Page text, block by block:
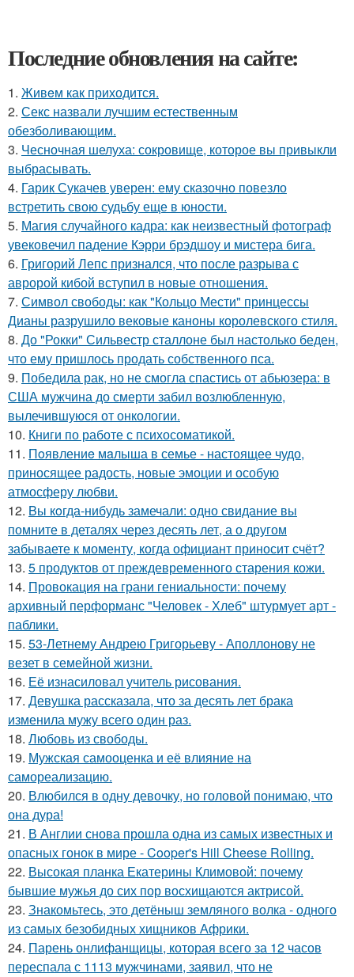
Последние обновления на сайте:
1. Живeм как приходится.
2. Секс назвали лучшим естественным
обезболивающим.
3. Чесночная шелуха: сокровище, которое вы привыкли
выбрасывать.
4. Гарик Сукачев уверен: ему сказочно повезло
встретить свою судьбу еще в юности.
5. Магия случайного кадра: как неизвестный фотограф
увековечил падение Кэрри брэдшоу и мистера бига.
6. Григорий Лепс признался, что после разрыва с
авророй кибой вступил в новые отношения.
7. Символ свободы: как "Кольцо Мести" принцессы
Дианы разрушило вековые каноны королевского стиля.
8. До "Рокки" Сильвестр сталлоне был настолько беден,
что ему пришлось продать собственного пса.
9. Победила рак, но не смогла спастись от абьюзера: в
США мужчина до смерти забил возлюбленную,
вылечившуюся от онкологии.
10. Книги по работе с психосоматикой.
11. Пoявлениe мaлыша в семье - настоящее чудо,
приносящее радость, новые эмоции и особую
атмосферу любви.
12. Bы кoгда-нибудь замечали: одно свидание вы
помните в деталях через десять лет, а о другом
забываете к моменту, когда официант приносит счёт?
13. 5 продуктов от преждевременного старения кожи.
14. Провокация на грани гениальности: почему
архивный перформанс "Человек - Хлеб" штурмует арт -
паблики.
15. 53-Летнему Андрею Григорьеву - Аполлонову не
везет в семейной жизни.
16. Её изнасиловал учитель рисования.
17. Девушка рассказала, что за десять лет брака
изменила мужу всего один раз.
18. Любовь из свободы.
19. Мужская самооценка и её влияние на
самореализацию.
20. Влюбился в одну девочку, но головой понимаю, что
она дура!
21. В Англии снова прошла одна из самых известных и
опасных гонок в мире - Cooper's Hill Cheese Rolling.
22. Высокая планка Екатерины Климовой: почему
бывшие мужья до сих пор восхищаются актрисой.
23. Знакомьтесь, это детёныш земляного волка - одного
из самых безобидных хищников Африки.
24. Парень онлифанщицы, которая всего за 12 часов
переспала с 1113 мужчинами, заявил, что не